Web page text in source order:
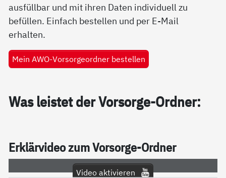
ausfüllbar und mit ihren Daten individuell zu
befüllen. Einfach bestellen und per E-Mail
erhalten.
Mein AWO-Vorsorgeordner bestellen
Was leis­tet der Vor­sor­ge-Ord­ner:
Er­klär­vi­deo zum Vor­sor­ge-Ord­ner
Video aktivieren